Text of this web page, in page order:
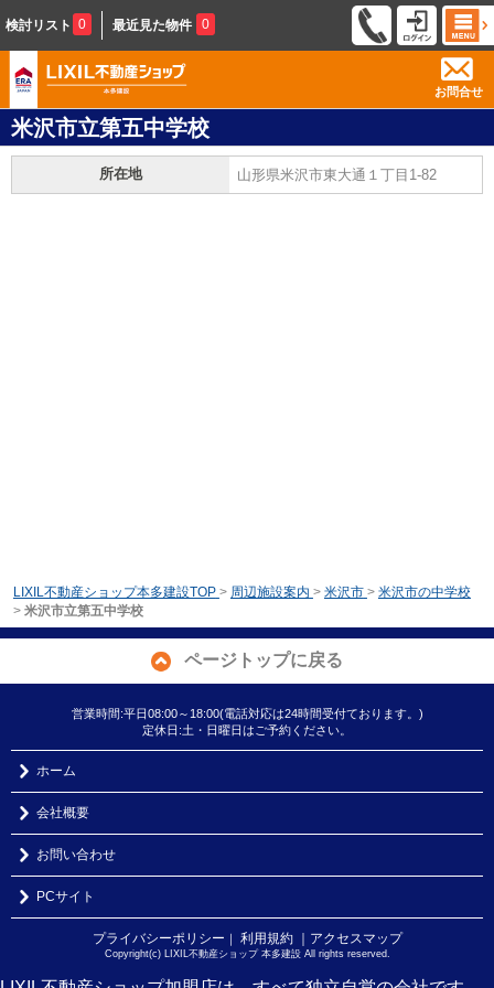
検討リスト 0 最近見た物件 0
お問合せ
米沢市立第五中学校
所在地 山形県米沢市東大通１丁目1-82
LIXIL不動産ショップ本多建設TOP > 周辺施設案内 > 米沢市 > 米沢市の中学校
> 米沢市立第五中学校
ページトップに戻る
営業時間:平日08:00～18:00(電話対応は24時間受付ております。)
定休日:土・日曜日はご予約ください。
ホーム
会社概要
お問い合わせ
PCサイト
プライバシーポリシー ｜ 利用規約 ｜アクセスマップ
Copyright(c) LIXIL不動産ショップ 本多建設 All rights reserved.